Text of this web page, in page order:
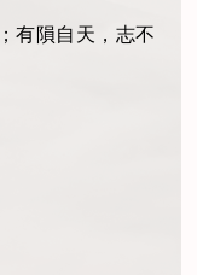
有隕自天，志不